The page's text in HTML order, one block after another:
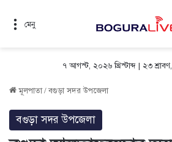
মেনু
৭ আগস্ট, ২০২৬ খ্রিস্টাব্দ| ২৩
মূলপাতা/বগুড়া সদর উপজেলা
বগুড়া সদর উপজেলা